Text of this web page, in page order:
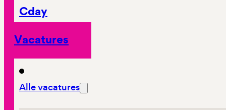
Cday
Vacatures
Alle vacatures